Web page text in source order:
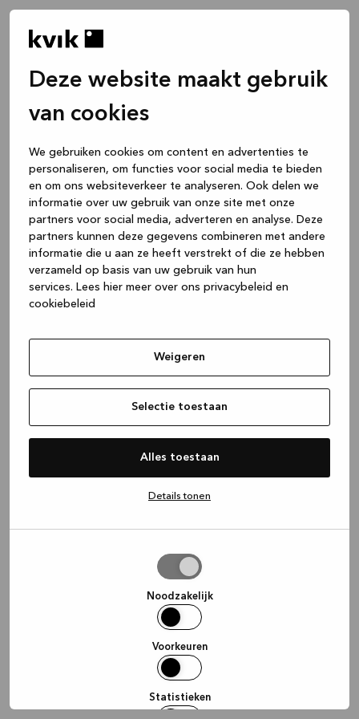
Deze website maakt gebruik
van cookies
We gebruiken cookies om content en advertenties te
personaliseren, om functies voor social media te bieden
en om ons websiteverkeer te analyseren. Ook delen we
informatie over uw gebruik van onze site met onze
partners voor social media, adverteren en analyse. Deze
partners kunnen deze gegevens combineren met andere
informatie die u aan ze heeft verstrekt of die ze hebben
verzameld op basis van uw gebruik van hun
services. Lees hier meer over ons privacybeleid en
cookiebeleid
Weigeren
Selectie toestaan
Alles toestaan
Details tonen
Noodzakelijk
Voorkeuren
Statistieken
(see the browser console for more
information).